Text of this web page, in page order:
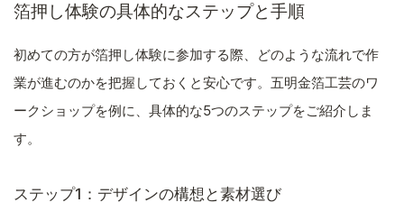
箔押し体験の具体的なステップと手順
初めての方が箔押し体験に参加する際、どのような流れで作
業が進むのかを把握しておくと安心です。五明金箔工芸のワ
ークショップを例に、具体的な5つのステップをご紹介しま
す。
ステップ1：デザインの構想と素材選び